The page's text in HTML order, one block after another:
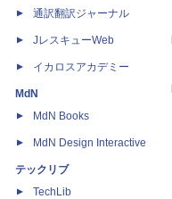
通訳翻訳ジャーナル
JレスキューWeb
イカロスアカデミー
MdN
MdN Books
MdN Design Interactive
テックリブ
TechLib